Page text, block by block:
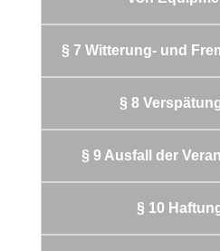
§ 7 Witterung- und
§ 8
§ 9 Ausfall der
§ 10